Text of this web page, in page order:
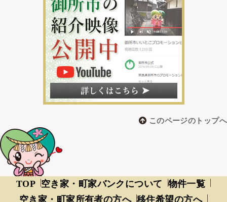
このページのトップへ
TOP 空き家・町家バンクについて
物件一覧
空き家・町家所有者の方へ 移住希望の方へ